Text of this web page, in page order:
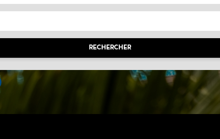
RECHERCHER